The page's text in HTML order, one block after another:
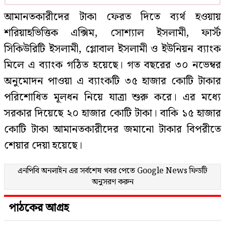
আমানতকারীদের টাকা ফেরত দিতে ব্যর্থ হওয়ায়
শরিয়াহভিত্তিক এক্সিম, সোশ্যাল ইসলামী, ফার্স্ট
সিকিউরিটি ইসলামী, গ্লোবাল ইসলামী ও ইউনিয়ন ব্যাংক
মিলে এ ব্যাংক গঠিত হয়েছে। গত বছরের ৩০ নভেম্বর
অনুমোদন পাওয়া এ ব্যাংকটি ৩৫ হাজার কোটি টাকার
পরিশোধিত মূলধন নিয়ে যাত্রা শুরু করে। এর মধ্যে
সরকার দিয়েছে ২০ হাজার কোটি টাকা। বাকি ১৫ হাজার
কোটি টাকা আমানতকারীদের জমানো টাকার বিপরীতে
শেয়ার দেয়া হয়েছে।
এনপিবি অনলাইন এর সর্বশেষ খবর পেতে Google Newsফিডটি
অনুসরণ করুন
পাঠকের আগ্রহ